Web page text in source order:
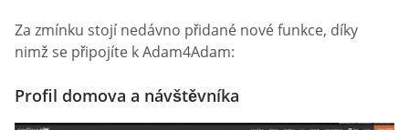
Za zmínku stojí nedávno přidané nové funkce, díky
nimž se připojíte k Adam4Adam:
Profil domova a návštěvníka